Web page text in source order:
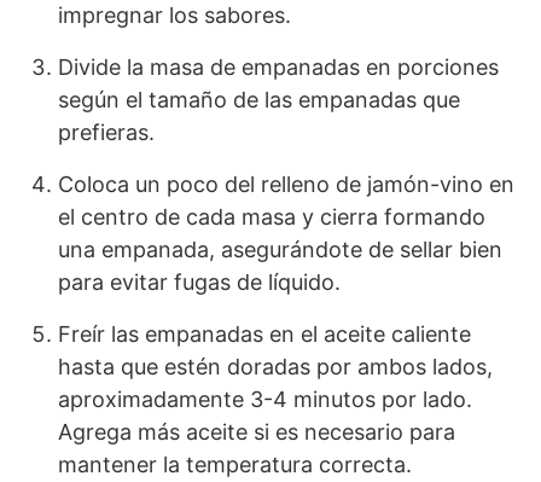
impregnar los sabores.
Divide la masa de empanadas en porciones
según el tamaño de las empanadas que
prefieras.
Coloca un poco del relleno de jamón-vino en
el centro de cada masa y cierra formando
una empanada, asegurándote de sellar bien
para evitar fugas de líquido.
Freír las empanadas en el aceite caliente
hasta que estén doradas por ambos lados,
aproximadamente 3-4 minutos por lado.
Agrega más aceite si es necesario para
mantener la temperatura correcta.